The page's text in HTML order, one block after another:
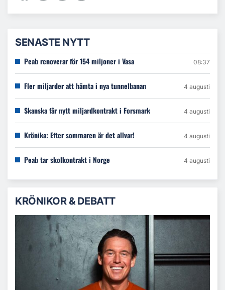
SENASTE NYTT
Peab renoverar för 154 miljoner i Vasa 08:37
Fler miljarder att hämta i nya tunnelbanan 4 augusti
Skanska får nytt miljardkontrakt i Forsmark 4 augusti
Krönika: Efter sommaren är det allvar! 4 augusti
Peab tar skolkontrakt i Norge 4 augusti
KRÖNIKOR & DEBATT